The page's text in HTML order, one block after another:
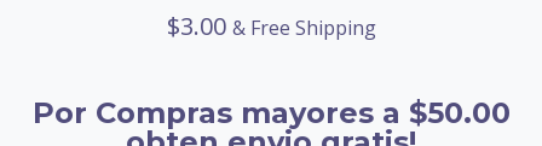
$3.00 & Free Shipping
Por Compras mayores a $50.00